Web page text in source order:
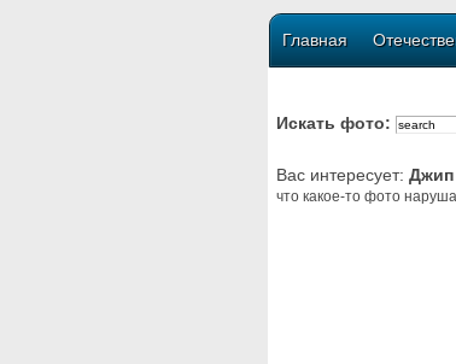
Главная
Искать фото:
Вас интересует: Джип
что какое-то фото